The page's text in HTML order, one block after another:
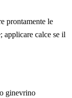
prontamente le
applicare calce se il
ginevrino